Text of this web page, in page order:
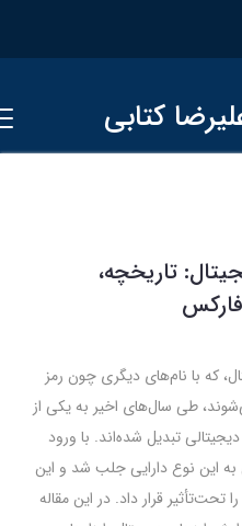
کتابی
تاریخچه،
با نام‌های دیگری چون رمز
طی سال‌های اخیر به یکی از
تبدیل شده‌اند. با ورود
جهانی به این نوع دارایی جلب شد و این
قرار داد. در این مقاله